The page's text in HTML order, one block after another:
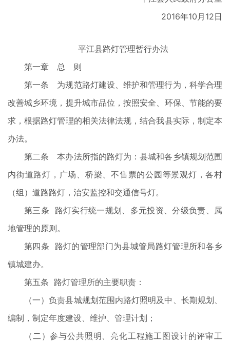
2016年10月12日
平江县路灯管理暂行办法
第一章 总 则
第一条 为规范路灯建设、维护和管理行为，科学合理
改善城乡环境，提升城市品位，按照安全、环保、节能的要
求，根据路灯管理的相关法律法规，结合我县实际，制定本
办法。
第二条 本办法所指的路灯为：县城和各乡镇规划范围
内街道路灯，广场、桥梁、不售票的公园等景观灯，各村
（组）道路路灯，治安监控和交通信号灯。
第三条 路灯实行统一规划、多元投资、分级负责、属
地管理的原则。
第四条 路灯的管理部门为县城管局路灯管理所和各乡
镇城建办。
第五条 路灯管理所的主要职责：
（一）负责县城规划范围内路灯照明及中、长期规划、
编制，制定年度建设、维护、管理计划；
（二）参与公共照明、亮化工程施工图设计的评审工